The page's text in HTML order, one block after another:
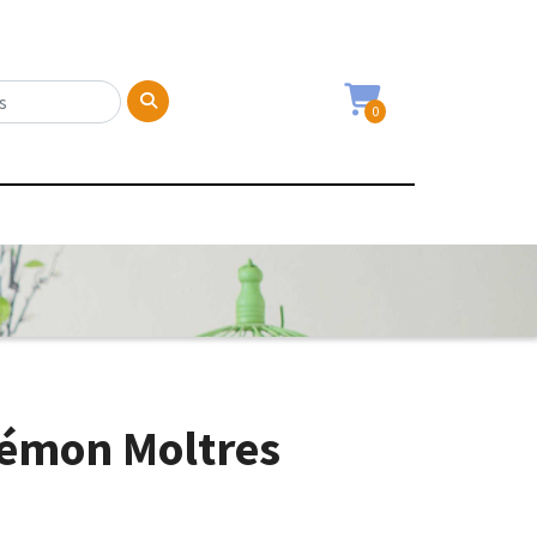
0
Moltres